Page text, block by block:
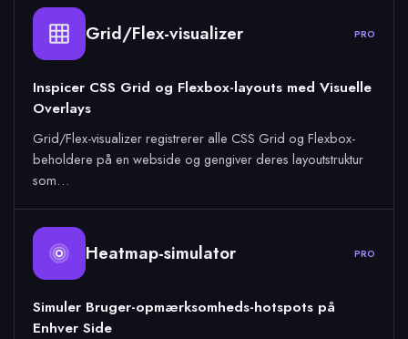
Grid/Flex-visualizer PRO
Inspicer CSS Grid og Flexbox-layouts med Visuelle
Overlays
Grid/Flex-visualizer registrerer alle CSS Grid og Flexbox-
beholdere på en webside og gengiver deres layoutstruktur
som…
Heatmap-simulator PRO
Simuler Bruger-opmærksomheds-hotspots på
Enhver Side